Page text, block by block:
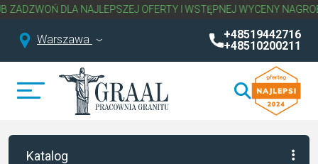
NAJLEPSZEJ OFERTY I WSTĘPNEJ WYCENY NAGROBKA.
Warszawa
+48519442716
+48510200211
Katalog